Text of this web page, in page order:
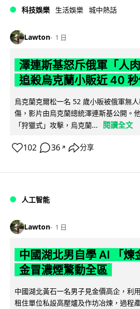
科技娛樂 生活娛樂 城中熱話
Lawton 1 日
澤連斯基怒斥俄軍「人
追殺烏克蘭小販近 40
烏克蘭克爾松一名 52 歲小販被俄軍無
傷，影片由烏克蘭總統澤連斯基公開。
「狩獵式」攻擊，烏克蘭...
閱讀全文
102 36 ↗ 分享
人工智能
Lawton 1 日
中國湖北男自學 AI 「煉
金冒濃煙驚動全區
中國湖北黃石一名男子見金價高企，利
租住單位私設高壓爐及作坊冶煉，過程